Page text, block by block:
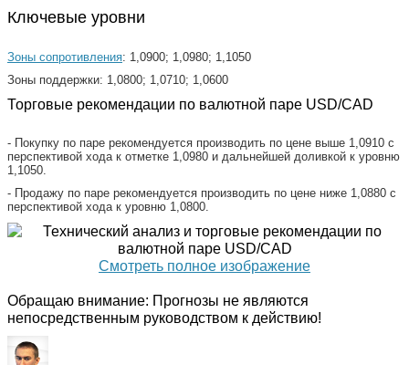
Ключевые уровни
Зоны сопротивления: 1,0900; 1,0980; 1,1050
Зоны поддержки: 1,0800; 1,0710; 1,0600
Торговые рекомендации по валютной паре USD/CAD
- Покупку по паре рекомендуется производить по цене выше 1,0910 с
перспективой хода к отметке 1,0980 и дальнейшей доливкой к уровню
1,1050.
- Продажу по паре рекомендуется производить по цене ниже 1,0880 с
перспективой хода к уровню 1,0800.
Смотреть полное изображение
Обращаю внимание: Прогнозы не являются
непосредственным руководством к действию!